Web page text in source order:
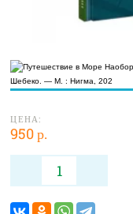
ЦЕНА:
950 р.